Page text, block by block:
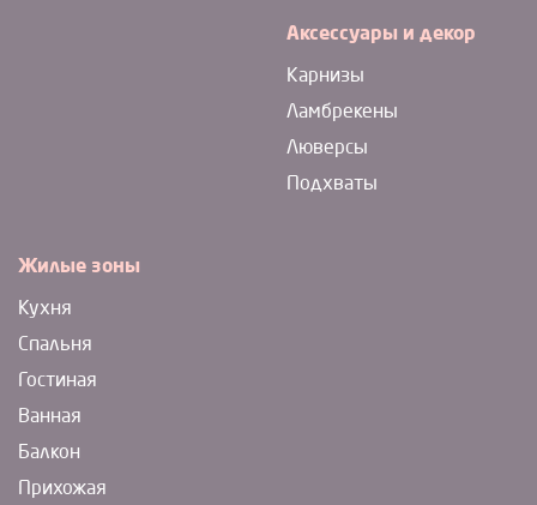
Аксессуары и декор
Карнизы
Ламбрекены
Люверсы
Подхваты
Жилые зоны
Кухня
Спальня
Гостиная
Ванная
Балкон
Прихожая